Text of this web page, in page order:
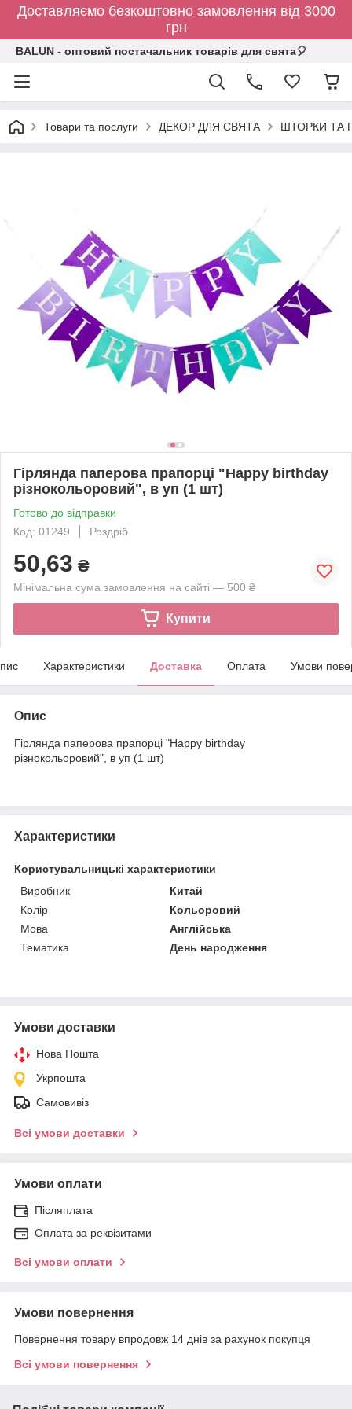
Доставляємо безкоштовно замовлення від 3000
грн
BALUN - оптовий постачальник товарів для свята🎈
Товари та послуги ДЕКОР ДЛЯ СВЯТА ШТОРКИ ТА
Гірлянда паперова прапорці "Happy birthday
різнокольоровий", в уп (1 шт)
Готово до відправки
Код: 01249
Роздріб
50,63 ₴
Мінімальна сума замовлення на сайті — 500 ₴
Купити
Характеристики Доставка Оплата Умови
Опис
Гірлянда паперова прапорці "Happy birthday
різнокольоровий", в уп (1 шт)
Характеристики
Користувальницькі характеристики
Виробник
Китай
Колір
Кольоровий
Мова
Англійська
Тематика
День народження
Умови доставки
Нова Пошта
Укрпошта
Самовивіз
Всі умови доставки
Умови оплати
Післяплата
Оплата за реквізитами
Всі умови оплати
Умови повернення
Повернення товару впродовж 14 днів за рахунок покупця
Всі умови повернення